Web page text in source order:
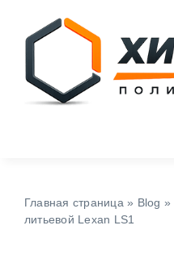
content
Главная страница » Blog »
литьевой Lexan LS1